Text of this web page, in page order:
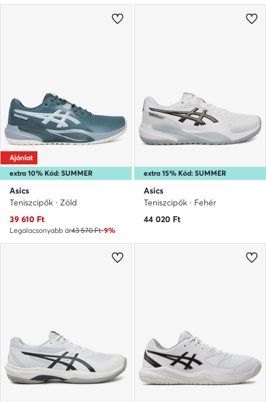
extra 10% Kód: SUMMER
Ajánlat
Asics
Teniszcipők · Zöld
Aktuális ár
39 610 Ft
Legalacsonyabb ár43 570 Ft-9%
extra 15% Kód: SUMMER
Asics
Teniszcipők · Fehér
44 020 Ft